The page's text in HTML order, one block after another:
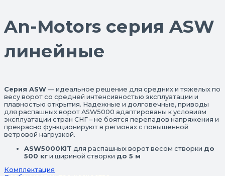
An-Motors серия ASW
линейные
Серия ASW — идеальное решение для средних и тяжелых по
весу ворот со средней интенсивностью эксплуатации и
плавностью открытия. Надежные и долговечные, приводы
для распашных ворот ASW5000 адаптированы к условиям
эксплуатации стран СНГ – не боятся перепадов напряжения и
прекрасно функционируют в регионах с повышенной
ветровой нагрузкой.
ASW5000KIT для распашных ворот весом створки до
500 кг и шириной створки до 5 м
Комплектация